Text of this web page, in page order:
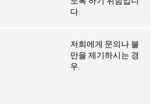
다.
저희에게 문의나 불
만을 제기하시는 경
우.